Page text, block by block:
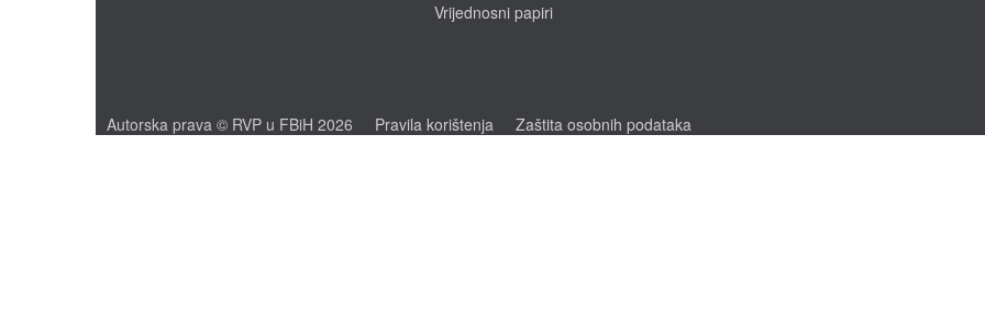
Vrijednosni papiri
Autorska prava © RVP u FBiH 2026 Pravila korištenja Zaštita osobnih podataka